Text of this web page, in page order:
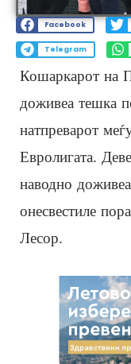
Facebook
Telegram
Кошаркарот на
доживеа тешка
натпреварот
Евролигата.
наводно
онесвестиле
Лесор.